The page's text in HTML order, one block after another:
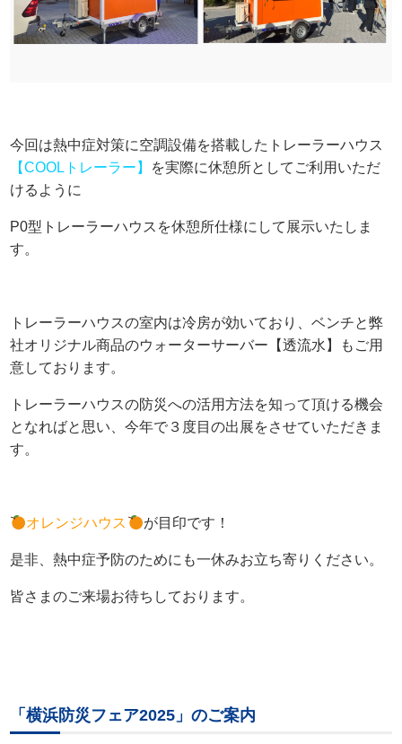
今回は熱中症対策に空調設備を搭載したトレーラーハウス
【COOLトレーラー】
を実際に休憩所としてご利用いただ
けるように
P0型トレーラーハウスを休憩所仕様にして展示いたしま
す。
トレーラーハウスの室内は冷房が効いており、ベンチと弊
社オリジナル商品のウォーターサーバー【透流水】もご用
意しております。
トレーラーハウスの防災への活用方法を知って頂ける機会
となればと思い、今年で３度目の出展をさせていただきま
す。
オレンジハウス が目印です！
是非、熱中症予防のためにも一休みお立ち寄りください。
皆さまのご来場お待ちしております。
「横浜防災フェア2025」のご案内